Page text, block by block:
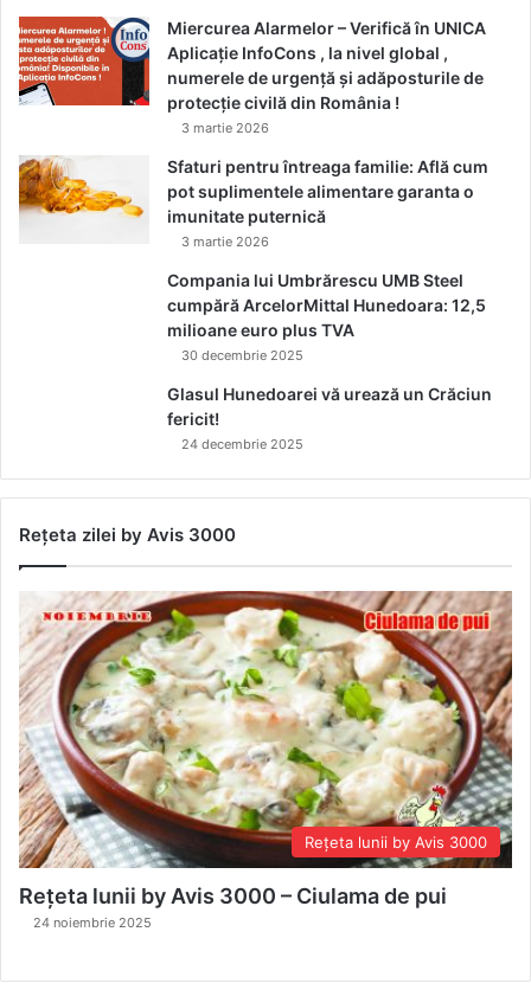
Miercurea Alarmelor – Verifică în UNICA
Aplicație InfoCons , la nivel global ,
numerele de urgență și adăposturile de
protecție civilă din România !
3 martie 2026
Sfaturi pentru întreaga familie: Află cum
pot suplimentele alimentare garanta o
imunitate puternică
3 martie 2026
Compania lui Umbrărescu UMB Steel
cumpără ArcelorMittal Hunedoara: 12,5
milioane euro plus TVA
30 decembrie 2025
Glasul Hunedoarei vă urează un Crăciun
fericit!
24 decembrie 2025
Rețeta zilei by Avis 3000
Rețeta lunii by Avis 3000
Rețeta lunii by Avis 3000 – Ciulama de pui
24 noiembrie 2025